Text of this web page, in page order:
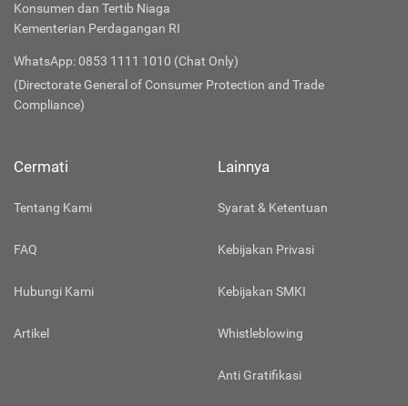
Konsumen dan Tertib Niaga
Kementerian Perdagangan RI
WhatsApp: 0853 1111 1010 (Chat Only)
(Directorate General of Consumer Protection and Trade
Compliance)
Cermati
Tentang Kami
FAQ
Hubungi Kami
Artikel
Lainnya
Syarat & Ketentuan
Kebijakan Privasi
Kebijakan SMKI
Whistleblowing
Anti Gratifikasi